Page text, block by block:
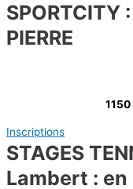
SPORTCITY
PIERRE
Inscriptions
STAGES
Lambert :